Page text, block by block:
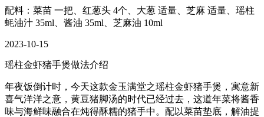
配料：菜苗 一把、红葱头 4个、大葱 适量、芝麻 适量、瑶柱
蚝油汁 35ml、酱油 35ml、芝麻油 10ml
2023-10-15
瑶柱金虾猪手煲做法介绍
年夜饭倒计时，今天这款金玉满堂之瑶柱金虾猪手煲，寓意新
喜气洋洋之意，黄豆猪脚汤的时代已经过去，这道年菜将酱香
味与海鲜味融合在炖得酥糯的猪手中。配以菜苗垫底，解油提